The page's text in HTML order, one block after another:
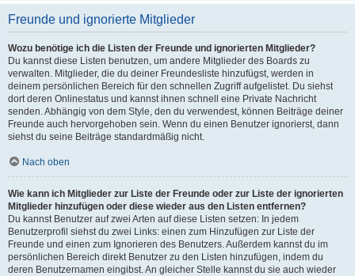
Freunde und ignorierte Mitglieder
Wozu benötige ich die Listen der Freunde und ignorierten Mitglieder?
Du kannst diese Listen benutzen, um andere Mitglieder des Boards zu
verwalten. Mitglieder, die du deiner Freundesliste hinzufügst, werden in
deinem persönlichen Bereich für den schnellen Zugriff aufgelistet. Du siehst
dort deren Onlinestatus und kannst ihnen schnell eine Private Nachricht
senden. Abhängig von dem Style, den du verwendest, können Beiträge deiner
Freunde auch hervorgehoben sein. Wenn du einen Benutzer ignorierst, dann
siehst du seine Beiträge standardmäßig nicht.
Nach oben
Wie kann ich Mitglieder zur Liste der Freunde oder zur Liste der ignorierten
Mitglieder hinzufügen oder diese wieder aus den Listen entfernen?
Du kannst Benutzer auf zwei Arten auf diese Listen setzen: In jedem
Benutzerprofil siehst du zwei Links: einen zum Hinzufügen zur Liste der
Freunde und einen zum Ignorieren des Benutzers. Außerdem kannst du im
persönlichen Bereich direkt Benutzer zu den Listen hinzufügen, indem du
deren Benutzernamen eingibst. An gleicher Stelle kannst du sie auch wieder